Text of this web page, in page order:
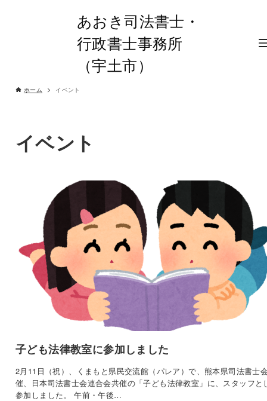
あおき司法書士・
行政書士事務所
（宇土市）
ホーム イベント
イベント
子ども法律教室に参加しました
2月11日（祝）、くまもと県民交流館（パレア）で、熊本県司法書士
催、日本司法書士会連合会共催の「子ども法律教室」に、スタッフと
参加しました。 午前・午後…